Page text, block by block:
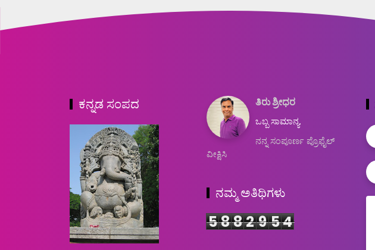
ಕನ್ನಡ ಸಂಪದ ತಿರು ಶ್ರೀಧರ
ಒಬ್ಬ ಸಾಮಾನ್ಯ.
ನನ್ನ ಸಂಪೂರ್ಣ ಪ್ರೊಫೈಲ್
ವೀಕ್ಷಿಸಿ
ನಮ್ಮ ಅತಿಥಿಗಳು
5882 954